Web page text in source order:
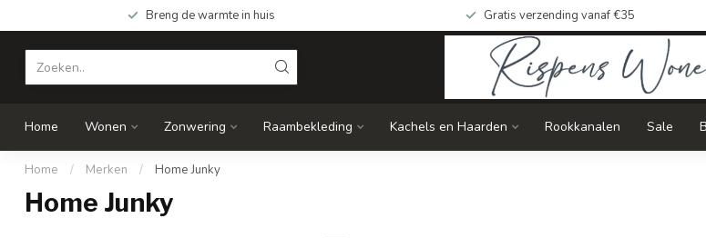
Breng de warmte in huis Gratis verzending vanaf €35
Home Wonen Zonwering Raambekleding Kachels en Haarden Rookkanalen Sale
Home / Merken / Home Junky
Home Junky